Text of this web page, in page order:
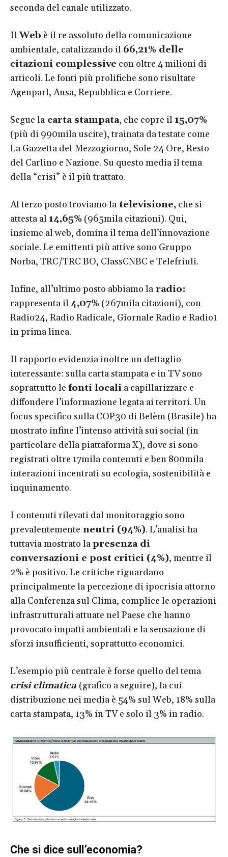
seconda del canale utilizzato.
IlWeb è il re assoluto della comunicazione
ambientale, catalizzando il 66,21% delle
citazioni complessive con oltre 4 milioni di
articoli. Le fonti più prolifiche sono risultate
Agenparl, Ansa, Repubblica e Corriere.
Segue la carta stampata, che copre il 15,07%
(più di 990mila uscite), trainata da testate come
La Gazzetta del Mezzogiorno, Sole 24 Ore, Resto
del Carlino e Nazione. Su questo media il tema
della “crisi” è il più trattato.
Al terzo posto troviamo la televisione, che si
attesta al 14,65% (965mila citazioni). Qui,
insieme al web, domina il tema dell’innovazione
sociale. Le emittenti più attive sono Gruppo
Norba, TRC/TRC BO, ClassCNBC e Telefriuli.
Infine, all’ultimo posto abbiamo la radio:
rappresenta il 4,07% (267mila citazioni), con
Radio24, Radio Radicale, Giornale Radio e Radio1
in prima linea.
Il rapporto evidenzia inoltre un dettaglio
interessante: sulla carta stampata e in TV sono
soprattutto le fonti locali a capillarizzare e
diffondere l’informazione legata ai territori. Un
focus specifico sulla COP30 di Belèm (Brasile) ha
mostrato infine l’intenso attività sui social (in
particolare della piattaforma X), dove si sono
registrati oltre 17mila contenuti e ben 800mila
interazioni incentrati su ecologia, sostenibilità e
inquinamento.
I contenuti rilevati dal monitoraggio sono
prevalentemente neutri (94%). L’analisi ha
tuttavia mostrato lapresenza di
conversazioni e post critici (4%), mentre il
2% è positivo. Le critiche riguardano
principalmente la percezione di ipocrisia attorno
alla Conferenza sul Clima, complice le operazioni
infrastrutturali attuate nel Paese che hanno
provocato impatti ambientali e la sensazione di
sforzi insufficienti, soprattutto economici.
L’esempio più centrale è forse quello del tema
crisi climatica (grafico a seguire), la cui
distribuzione nei media è 54% sul Web, 18% sulla
carta stampata, 13% in TV e solo il 3% in radio.
Che si dice sull’economia?